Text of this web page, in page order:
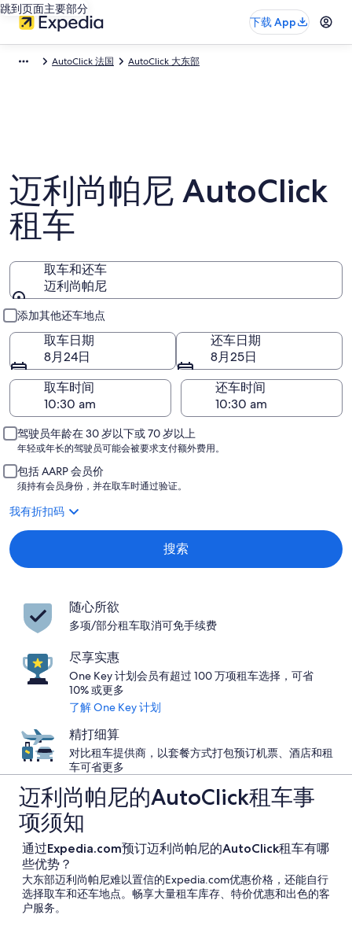
跳到页面主要部分
下载 App
AutoClick 法国 AutoClick 大东部
迈利尚帕尼 AutoClick
租车
取车和还车
迈利尚帕尼
取车和还车
添加其他还车地点
取车日期
8月24日
还车日期
8月25日
取车时间
还车时间
驾驶员年龄在 30 岁以下或 70 岁以上
年轻或年长的驾驶员可能会被要求支付额外费用。
包括 AARP 会员价
须持有会员身份，并在取车时通过验证。
我有折扣码
搜索
随心所欲
多项/部分租车取消可免手续费
尽享实惠
One Key 计划会员有超过 100 万项租车选择，可省
10% 或更多
了解 One Key 计划
精打细算
对比租车提供商，以套餐方式打包预订机票、酒店和租
车可省更多
迈利尚帕尼的AutoClick租车事
项须知
通过Expedia.com预订迈利尚帕尼的AutoClick租车有哪
些优势？
大东部迈利尚帕尼难以置信的Expedia.com优惠价格，还能自行
选择取车和还车地点。畅享大量租车库存、特价优惠和出色的客
户服务。